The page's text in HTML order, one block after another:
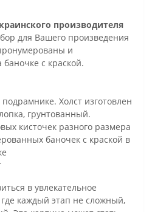
производителя
для Вашего произведения
и
с краской.
Холст изготовлен
грунтованный.
кисточек разного размера
баночек с краской в
в увлекательное
каждый этап не сложный,